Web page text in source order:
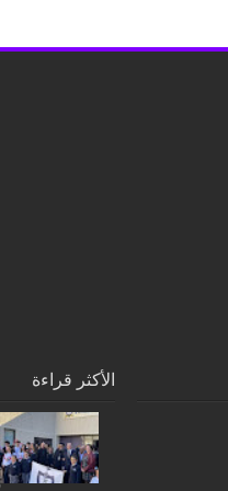
الأكثر قراءة